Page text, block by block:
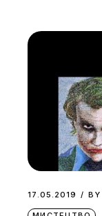
17.05.2019 BY